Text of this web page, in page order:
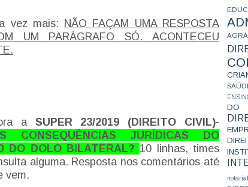
vez mais: NÃO FAÇAM UMA RESPOSTA
UM PARÁGRAFO SÓ. ACONTECEU
a SUPER 23/2019 (DIREITO CIVIL)-
CONSEQUÊNCIAS JURÍDICAS DO
DO DOLO BILATERAL? 10 linhas, times
alguma. Resposta nos comentários até
vem.
DO
notarial